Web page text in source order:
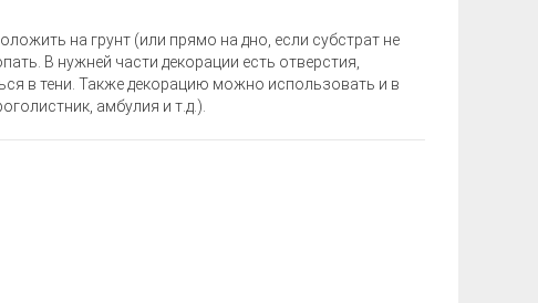
на грунт (или прямо на дно, если субстрат не
В нужней части декорации есть отверстия,
в тени. Также декорацию можно использовать и в
амбулия и т.д.).